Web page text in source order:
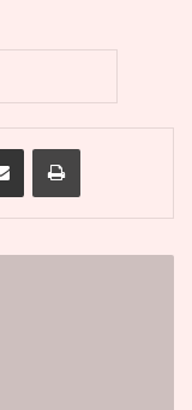
Partager par email Imprimer